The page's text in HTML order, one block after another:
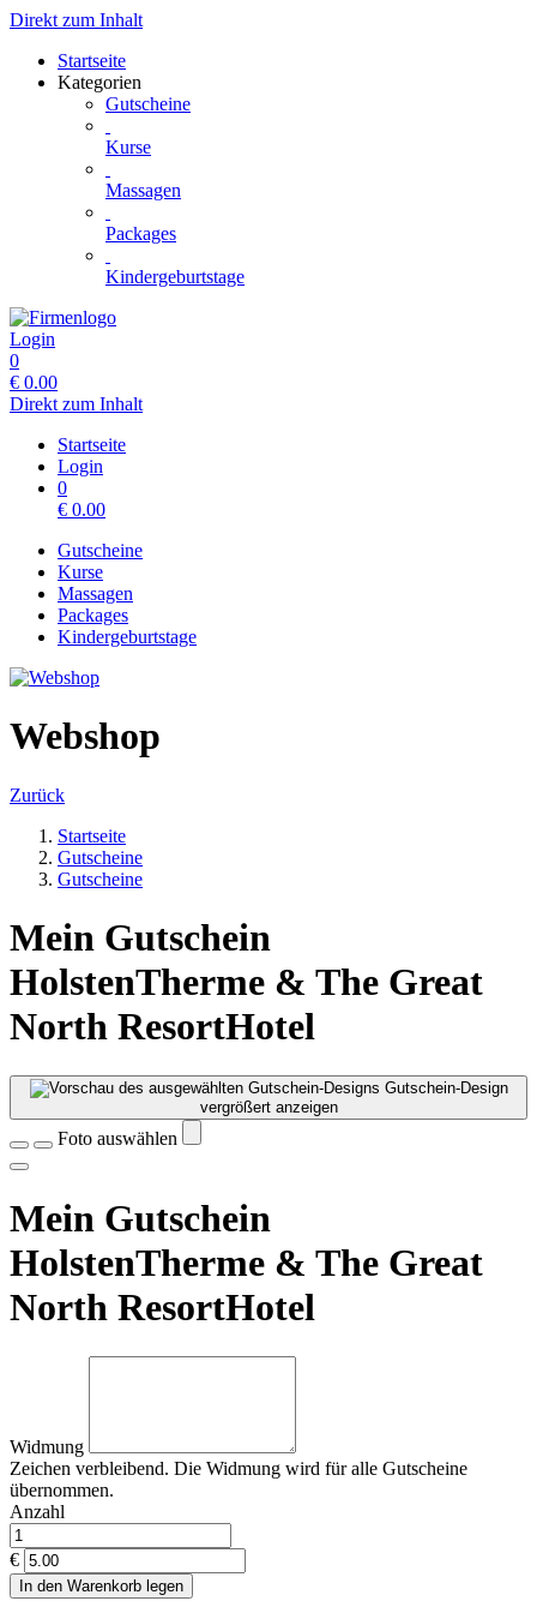
Direkt zum Inhalt
Startseite
Kategorien
Gutscheine
Kurse
Massagen
Packages
Kindergeburtstage
Login
0
€ 0.00
Direkt zum Inhalt
Startseite
Login
0
€ 0.00
Gutscheine
Kurse
Massagen
Packages
Kindergeburtstage
Webshop
Zurück
Startseite
Gutscheine
Gutscheine
Mein Gutschein
HolstenTherme & The Great
North ResortHotel
Gutschein-Design
vergrößert anzeigen
Foto auswählen
Mein Gutschein
HolstenTherme & The Great
North ResortHotel
Widmung
Zeichen verbleibend. Die Widmung wird für alle Gutscheine
übernommen.
Anzahl
€
In den Warenkorb legen